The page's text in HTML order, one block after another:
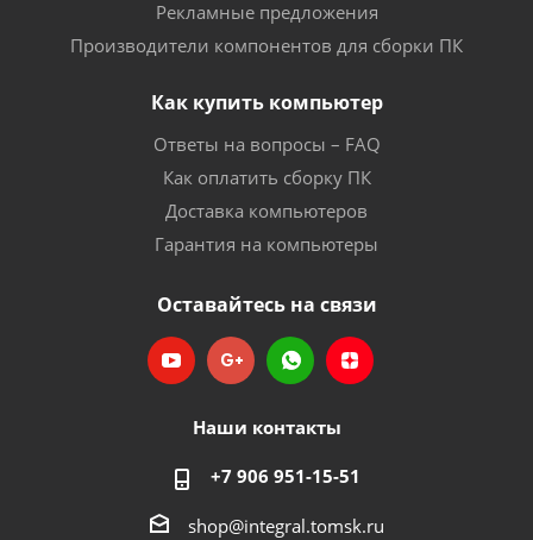
Рекламные предложения
Производители компонентов для сборки ПК
Как купить компьютер
Ответы на вопросы – FAQ
Как оплатить сборку ПК
Доставка компьютеров
Гарантия на компьютеры
Оставайтесь на связи
Наши контакты
+7 906 951-15-51
shop@integral.tomsk.ru